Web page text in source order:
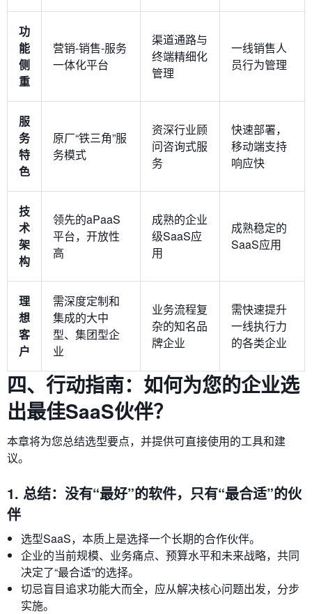
功
能
侧
重
营销-销售-服务
一体化平台
渠道通路与
终端精细化
管理
一线销售人
员行为管理
服
务
特
色
原厂“铁三角”服
务模式
资深行业顾
问咨询式服
务
快速部署，
移动端支持
响应快
技
术
架
构
领先的aPaaS
平台，开放性
高
成熟的企业
级SaaS应
用
成熟稳定的
SaaS应用
理
想
客
户
需深度定制和
集成的大中
型、集团型企
业
业务流程复
杂的知名品
牌企业
需快速提升
一线执行力
的各类企业
四、行动指南：如何为您的企业选
出最佳SaaS伙伴？
本章将为您总结选型要点，并提供可直接使用的工具和建
议。
1. 总结：没有“最好”的软件，只有“最合适”的伙
伴
选型SaaS，本质上是选择一个长期的合作伙伴。
企业的当前规模、业务痛点、预算水平和未来战略，共同
决定了“最合适”的选择。
切忌盲目追求功能大而全，应从解决核心问题出发，分步
实施。